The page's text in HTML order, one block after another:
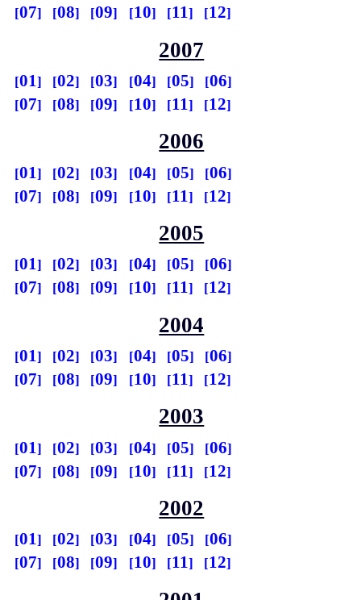
07
08 09 10 11 12
2007
01 02 03 04 05
06
07
08 09 10 11 12
2006
01 02 03 04 05
06
07
08 09 10 11 12
2005
01 02 03 04 05
06
07
08 09 10 11 12
2004
01 02 03 04 05
06
07
08 09 10 11 12
2003
01 02 03 04 05
06
07
08 09 10 11 12
2002
01 02 03 04 05
06
07
08 09 10 11 12